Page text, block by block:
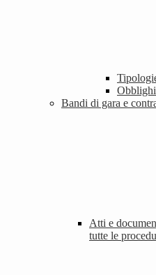
Bandi di gara e
Atti e
tutte le